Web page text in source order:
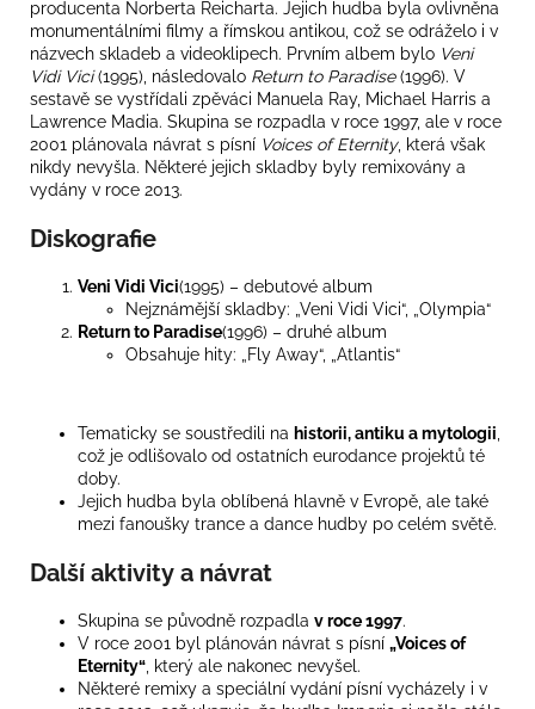
producenta Norberta Reicharta. Jejich hudba byla ovlivněna
monumentálními filmy a římskou antikou, což se odráželo i v
názvech skladeb a videoklipech. Prvním albem bylo Veni
Vidi Vici(1995), následovalo Return to Paradise(1996). V
sestavě se vystřídali zpěváci Manuela Ray, Michael Harris a
Lawrence Madia. Skupina se rozpadla v roce 1997, ale v roce
2001 plánovala návrat s písní Voices of Eternity, která však
nikdy nevyšla. Některé jejich skladby byly remixovány a
vydány v roce 2013.
Diskografie
Veni Vidi Vici(1995) – debutové album
Nejznámější skladby: „Veni Vidi Vici“, „Olympia“
Return to Paradise(1996) – druhé album
Obsahuje hity: „Fly Away“, „Atlantis“
Tematicky se soustředili na historii, antiku a mytologii
což je odlišovalo od ostatních eurodance projektů té
doby.
Jejich hudba byla oblíbená hlavně v Evropě, ale také
mezi fanoušky trance a dance hudby po celém světě.
Další aktivity a návrat
Skupina se původně rozpadla v roce 1997.
V roce 2001 byl plánován návrat s písní „Voices of
Eternity“ , který ale nakonec nevyšel.
Některé remixy a speciální vydání písní vycházely i v